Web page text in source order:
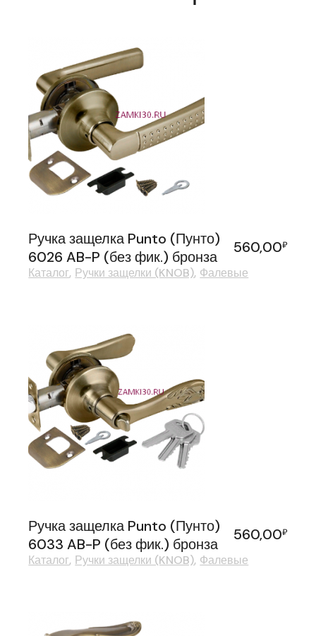
Ручка защелка Punto (Пунто)
6026 AB-P (без фик.) бронза
560,00₽
Каталог Ручки защелки (KNOB) Фалевые
Ручка защелка Punto (Пунто)
6033 AB-P (без фик.) бронза
560,00₽
Каталог Ручки защелки (KNOB) Фалевые